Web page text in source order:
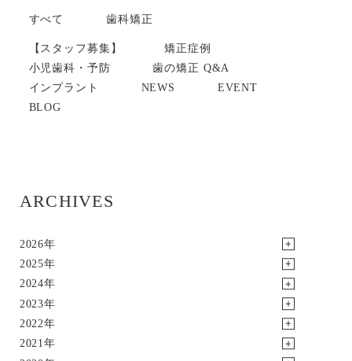
すべて 歯科矯正
【スタッフ募集】
矯正症例
小児歯科・予防
歯の矯正 Q&A
インプラント
NEWS
EVENT
BLOG
ARCHIVES
2026年
2025年
2024年
2023年
2022年
2021年